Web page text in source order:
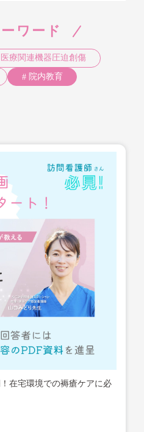
ワード
医療関連機器圧迫創傷
院内教育
在宅環境での褥瘡ケアに必